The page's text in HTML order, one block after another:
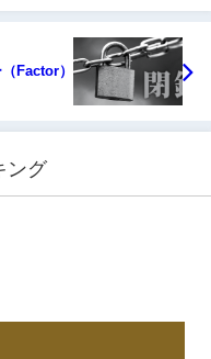
Factor）
ング